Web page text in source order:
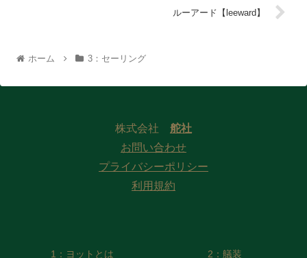
ルーアード【leeward】
ホーム 3：セーリング
株式会社 舵社
お問い合わせ
プライバシーポリシー
利用規約
1：ヨットとは 2：艤装